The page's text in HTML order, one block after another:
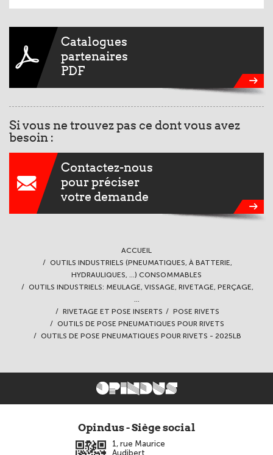
Catalogues
partenaires
PDF
Si vous ne trouvez pas ce dont vous avez
besoin :
Contactez-nous
pour préciser
votre demande
ACCUEIL
OUTILS INDUSTRIELS (PNEUMATIQUES, À BATTERIE,
HYDRAULIQUES, ...) CONSOMMABLES
OUTILS INDUSTRIELS: MEULAGE, VISSAGE, RIVETAGE, PERÇAGE,
...
RIVETAGE ET POSE INSERTS
POSE RIVETS
OUTILS DE POSE PNEUMATIQUES POUR RIVETS
OUTILS DE POSE PNEUMATIQUES POUR RIVETS - 2025LB
Opindus - Siège social
1, rue Maurice
Audibert